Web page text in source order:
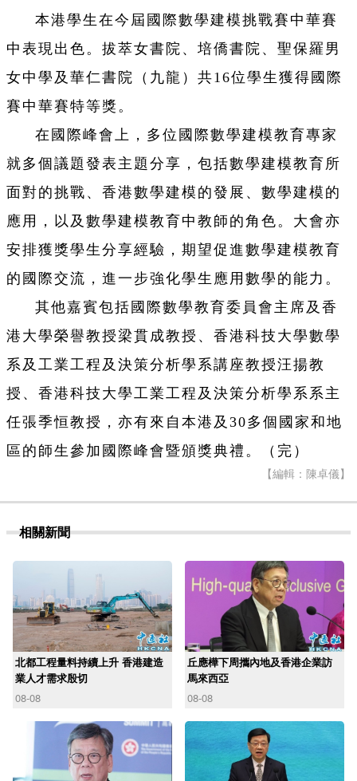
本港學生在今屆國際數學建模挑戰賽中華賽
中表現出色。拔萃女書院、培僑書院、聖保羅男
女中學及華仁書院（九龍）共16位學生獲得國際
賽中華賽特等獎。
在國際峰會上，多位國際數學建模教育專家
就多個議題發表主題分享，包括數學建模教育所
面對的挑戰、香港數學建模的發展、數學建模的
應用，以及數學建模教育中教師的角色。大會亦
安排獲獎學生分享經驗，期望促進數學建模教育
的國際交流，進一步強化學生應用數學的能力。
其他嘉賓包括國際數學教育委員會主席及香
港大學榮譽教授梁貫成教授、香港科技大學數學
系及工業工程及決策分析學系講座教授汪揚教
授、香港科技大學工業工程及決策分析學系系主
任張季恒教授，亦有來自本港及30多個國家和地
區的師生參加國際峰會暨頒獎典禮。（完）
【編輯：陳卓儀】
相關新聞
北都工程量料持續上升 香港建造
業人才需求殷切
08-08
丘應樺下周攜內地及香港企業訪
馬來西亞
08-08